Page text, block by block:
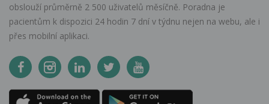
obslouží průměrně 2 500 uživatelů měsíčně. Poradna je
pacientům k dispozici 24 hodin 7 dní v týdnu nejen na webu, ale i
přes mobilní aplikaci.